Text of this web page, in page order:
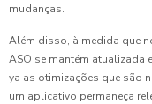
mudanças.
Além disso, à medida que
ASO se mantém atualizada
ya as otimizações que são
um aplicativo permaneça